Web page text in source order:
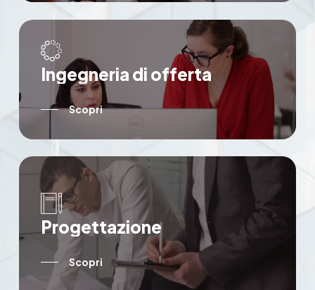
Ingegneria di offerta
Scopri
Progettazione
Scopri